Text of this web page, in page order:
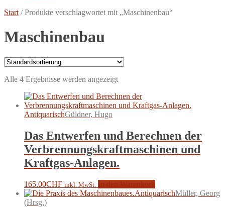
Start /Produkte verschlagwortet mit „Maschinenbau“
Maschinenbau
Alle 4 Ergebnisse werden angezeigt
AntiquarischGüldner, Hugo
Das Entwerfen und Berechnen der
Verbrennungskraftmaschinen und
Kraftgas-Anlagen.
165.00CHF inkl. MwSt.
AntiquarischMüller, Georg
(Hrsg.)